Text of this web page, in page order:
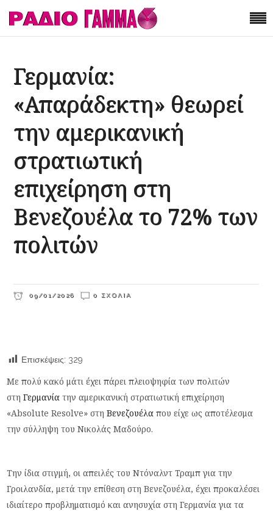
Γερμανία:
«Απαράδεκτη» θεωρεί
την αμερικανική
στρατιωτική
επιχείρηση στη
Βενεζουέλα το 72% των
πολιτών
09/01/2026 0 ΣΧΌΛΙΑ
Επισκέψεις: 329
Με πολύ κακό μάτι έχει πάρει πλειοψηφία των πολιτών
στηΓερμανία την αμερικανική στρατιωτική επιχείρηση
«Absolute Resolve» στηΒενεζουέλα που είχε ως αποτέλεσμα
την σύλληψη του Νικολάς Μαδούρο.
Την ίδια στιγμή, οι απειλές του Ντόναλντ Τραμπ για την
Γροιλανδία, μετά την επίθεση στη Βενεζουέλα, έχει προκαλέσει
ιδιαίτερο προβληματισμό και ανησυχία στη Γερμανία για τα